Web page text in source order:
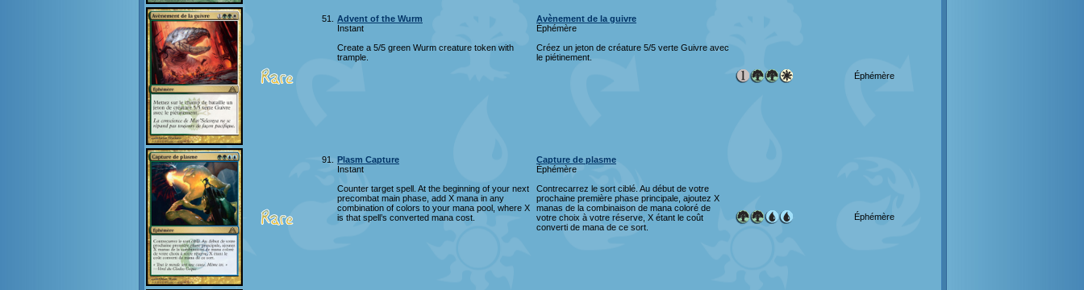
51.
Advent of the Wurm
Instant
Create a 5/5 green Wurm creature token with
trample.
Avènement de la guivre
Éphémère
Créez un jeton de créature 5/5 verte Guivre avec
le piétinement.
Éphémère
91.
Plasm Capture
Instant
Counter target spell. At the beginning of your next
precombat main phase, add X mana in any
combination of colors to your mana pool, where X
is that spell’s converted mana cost.
Capture de plasme
Éphémère
Contrecarrez le sort ciblé. Au début de votre
prochaine première phase principale, ajoutez X
manas de la combinaison de mana coloré de
votre choix à votre réserve, X étant le coût
converti de mana de ce sort.
Éphémère